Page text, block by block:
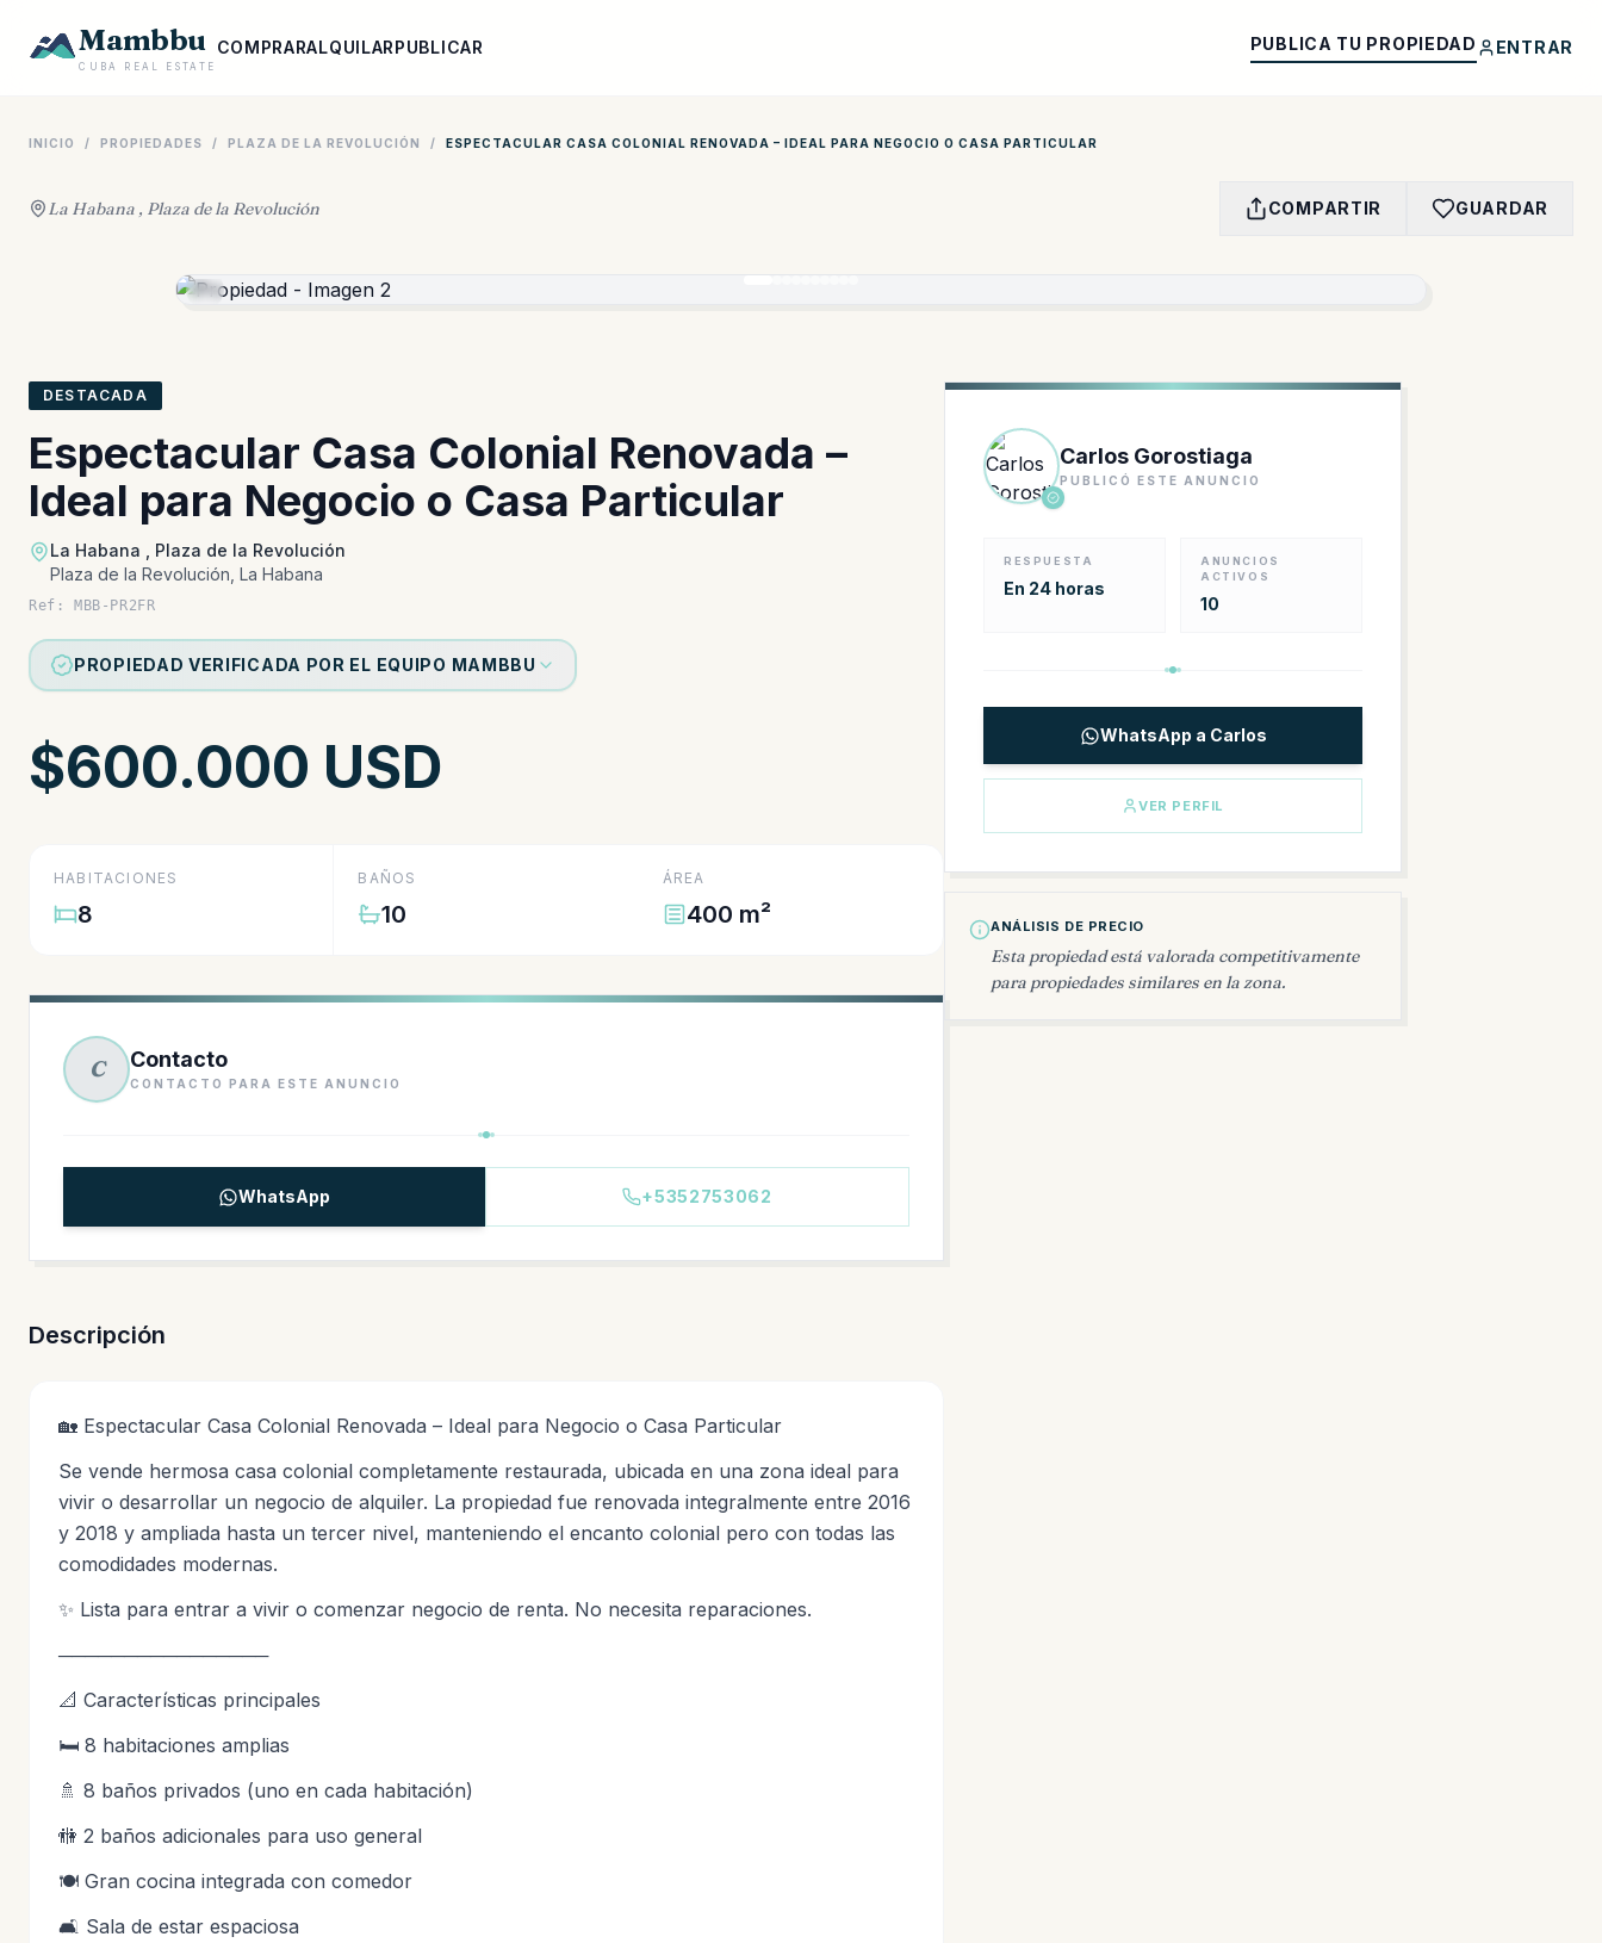
Mambbu
CUBA REAL ESTATE
COMPRARALQUILARPUBLICAR PUBLICA TU PROPIEDAD ENTRAR
INICIO / PROPIEDADES / PLAZA DE LA REVOLUCIÓN / ESPECTACULAR CASA COLONIAL RENOVADA – IDEAL PARA NEGOCIO O CASA PARTICULAR
La Habana , Plaza de la Revolución COMPARTIR GUARDAR
DESTACADA
Espectacular Casa Colonial Renovada –
Ideal para Negocio o Casa Particular
La Habana , Plaza de la Revolución
Plaza de la Revolución, La Habana
Ref: MBB-PR2FR
PROPIEDAD VERIFICADA POR EL EQUIPO MAMBBU
$600.000 USD
HABITACIONES
8
BAÑOS
10
ÁREA
400 m²
C Contacto
CONTACTO PARA ESTE ANUNCIO
WhatsApp +5352753062
Descripción
🏡 Espectacular Casa Colonial Renovada – Ideal para Negocio o Casa Particular
Se vende hermosa casa colonial completamente restaurada, ubicada en una zona ideal para
vivir o desarrollar un negocio de alquiler. La propiedad fue renovada integralmente entre 2016
y 2018 y ampliada hasta un tercer nivel, manteniendo el encanto colonial pero con todas las
comodidades modernas.
✨ Lista para entrar a vivir o comenzar negocio de renta. No necesita reparaciones.
────────────────
📐 Características principales
🛏 8 habitaciones amplias
🚿 8 baños privados (uno en cada habitación)
🚻 2 baños adicionales para uso general
🍽 Gran cocina integrada con comedor
🛋 Sala de estar espaciosa
Carlos Gorostiaga
PUBLICÓ ESTE ANUNCIO
RESPUESTA
En 24 horas
ANUNCIOS
ACTIVOS
10
WhatsApp a Carlos
VER PERFIL
ANÁLISIS DE PRECIO
Esta propiedad está valorada competitivamente
para propiedades similares en la zona.